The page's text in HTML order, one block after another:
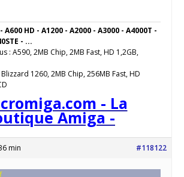
A600 HD - A1200 - A2000 - A3000 - A4000T -
- ...
: A590, 2MB Chip, 2MB Fast, HD 1,2GB,
1260, 2MB Chip, 256MB Fast, HD
- La
Amiga -
min #118122